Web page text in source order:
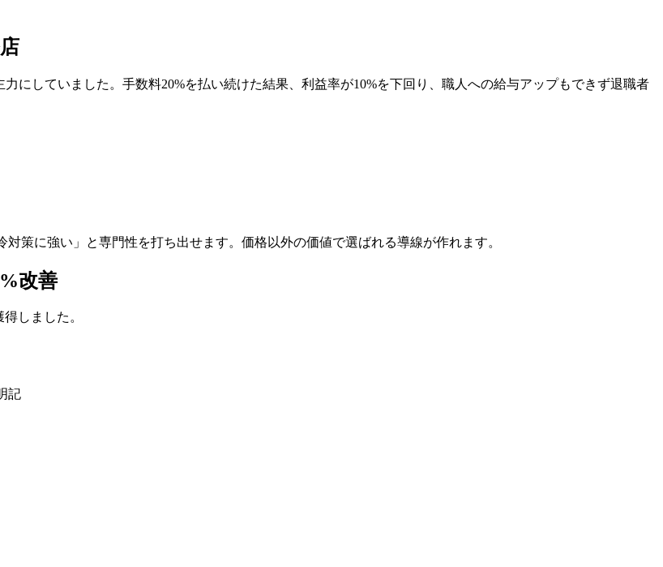
にしていました。手数料20%を払い続けた結果、利益率が10%を下回り、職人への給与アップもできず退職者
策に強い」と専門性を打ち出せます。価格以外の価値で選ばれる導線が作れます。
改善
しました。
記